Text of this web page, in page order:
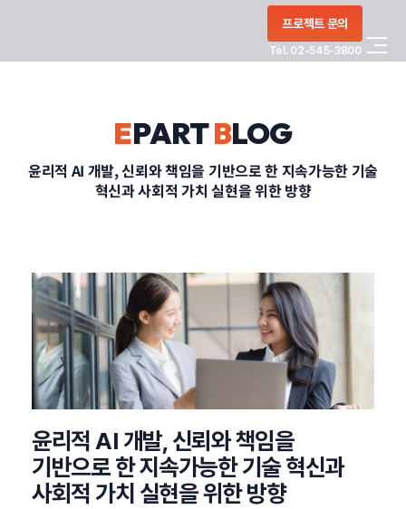
프로젝트 문의
Tel. 02-545-3800
PORTFOLIO
CONTACT
정부지원사업
EPARTBLOG
윤리적 AI 개발, 신뢰와 책임을 기반으로 한 지속가능한 기술
혁신과 사회적 가치 실현을 위한 방향
윤리적 AI 개발, 신뢰와 책임을
기반으로 한 지속가능한 기술 혁신과
사회적 가치 실현을 위한 방향